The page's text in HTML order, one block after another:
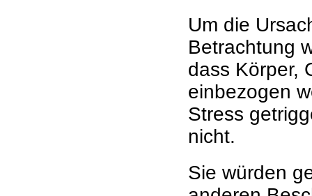
Um die
Betrachtung
dass Körper,
einbezogen
Stress
nicht.
Sie würden